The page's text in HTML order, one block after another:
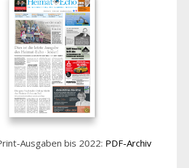
Ausgaben bis 2022: PDF-Archiv